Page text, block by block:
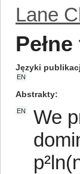
Lane
Języki
EN
Abstrakty
EN
We